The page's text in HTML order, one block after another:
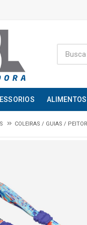
ALIMENTOS
COLEIRAS / GUIAS /